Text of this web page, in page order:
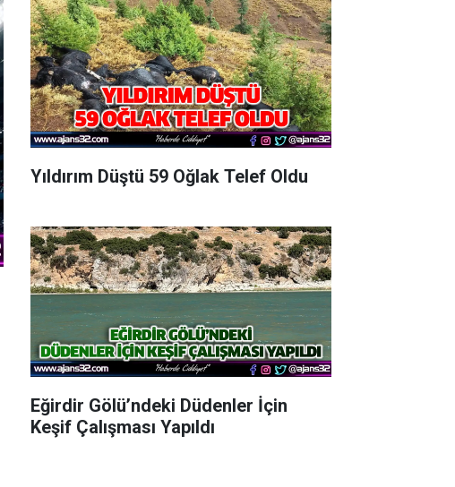
Yıldırım Düştü 59 Oğlak Telef Oldu
Eğirdir Gölü’ndeki Düdenler İçin
Keşif Çalışması Yapıldı